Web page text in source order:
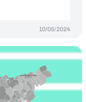
10/05/2024